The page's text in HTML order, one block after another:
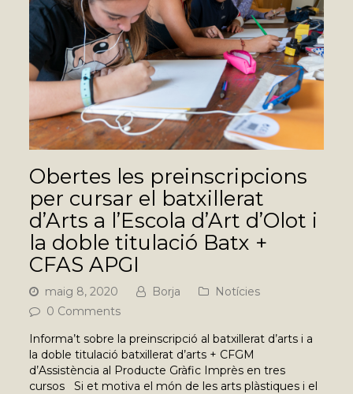
Obertes les preinscripcions
per cursar el batxillerat
d’Arts a l’Escola d’Art d’Olot i
la doble titulació Batx +
CFAS APGI
maig 8, 2020 Borja
Notícies
0 Comments
Informa’t sobre la preinscripció al batxillerat d’arts i a
la doble titulació batxillerat d’arts + CFGM
d’Assistència al Producte Gràfic Imprès en tres
cursos Si et motiva el món de les arts plàstiques i el